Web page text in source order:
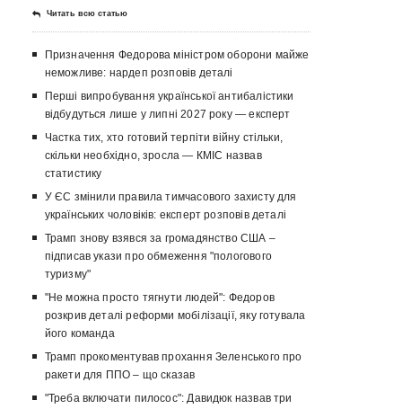
Читать всю статью
Призначення Федорова міністром оборони майже
неможливе: нардеп розповів деталі
Перші випробування української антибалістики
відбудуться лише у липні 2027 року — експерт
Частка тих, хто готовий терпіти війну стільки,
скільки необхідно, зросла — КМІС назвав
статистику
У ЄС змінили правила тимчасового захисту для
українських чоловіків: експерт розповів деталі
Трамп знову взявся за громадянство США –
підписав укази про обмеження "пологового
туризму"
"Не можна просто тягнути людей": Федоров
розкрив деталі реформи мобілізації, яку готувала
його команда
Трамп прокоментував прохання Зеленського про
ракети для ППО – що сказав
"Треба включати пилосос": Давидюк назвав три